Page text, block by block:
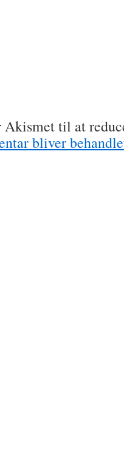
Akismet til at
bliver